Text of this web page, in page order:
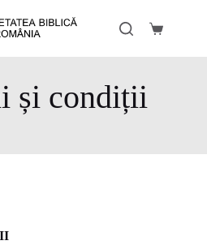
și condiții